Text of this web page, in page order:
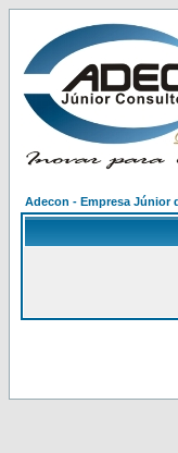
Adecon - Empresa Júnior